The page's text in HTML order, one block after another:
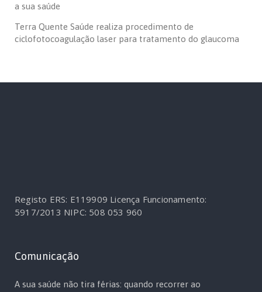
a sua saúde
Terra Quente Saúde realiza procedimento de
ciclofotocoagulação laser para tratamento do glaucoma
Registo ERS: E119909 Licença Funcionamento:
5917/2013 NIPC: 508 053 960
Comunicação
A sua saúde não tira férias: quando recorrer ao